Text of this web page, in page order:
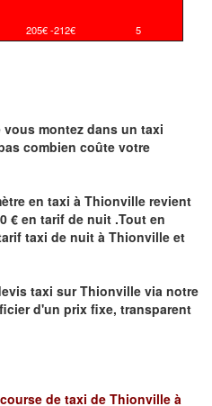
205€ -212€ 5
montez dans un taxi
combien coûte votre
en taxi à Thionville revient
€ en tarif de nuit .Tout en
taxi de nuit à Thionville et
taxi surThionville via notre
d'un prix fixe, transparent
de taxi de Thionville à